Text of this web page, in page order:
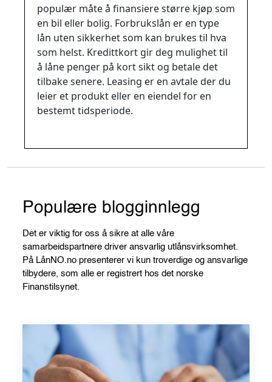
populær måte å finansiere større kjøp som
en bil eller bolig. Forbrukslån er en type
lån uten sikkerhet som kan brukes til hva
som helst. Kredittkort gir deg mulighet til
å låne penger på kort sikt og betale det
tilbake senere. Leasing er en avtale der du
leier et produkt eller en eiendel for en
bestemt tidsperiode.
Populære blogginnlegg
Det er viktig for oss å sikre at alle våre
samarbeidspartnere driver ansvarlig utlånsvirksomhet.
På LånNO.no presenterer vi kun troverdige og ansvarlige
tilbydere, som alle er registrert hos det norske
Finanstilsynet.